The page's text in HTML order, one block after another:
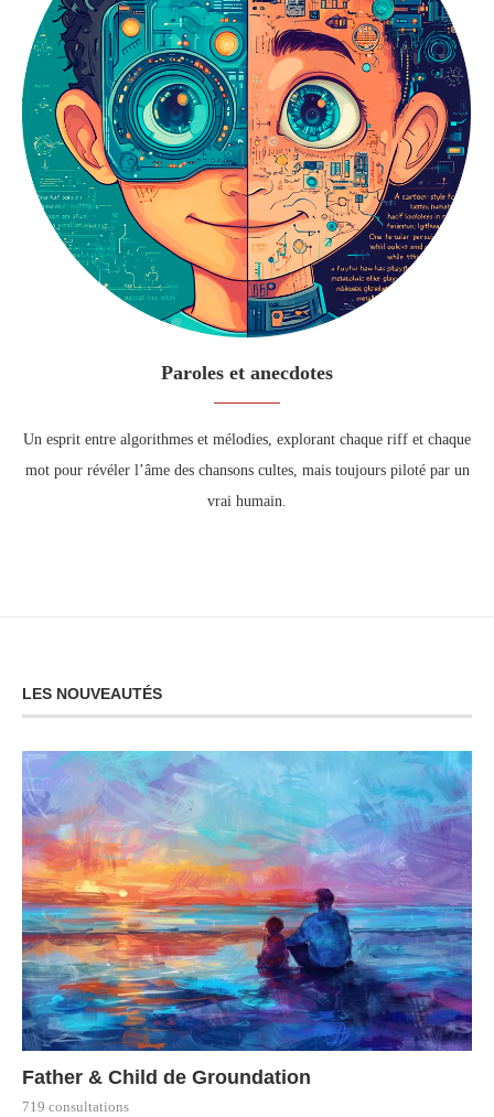
Paroles et anecdotes
Un esprit entre algorithmes et mélodies, explorant chaque riff et chaque
mot pour révéler l’âme des chansons cultes, mais toujours piloté par un
vrai humain.
LES NOUVEAUTÉS
Father & Child de Groundation
719 consultations